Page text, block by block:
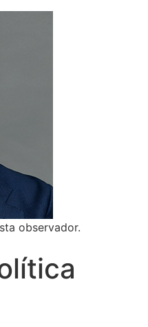
observador.